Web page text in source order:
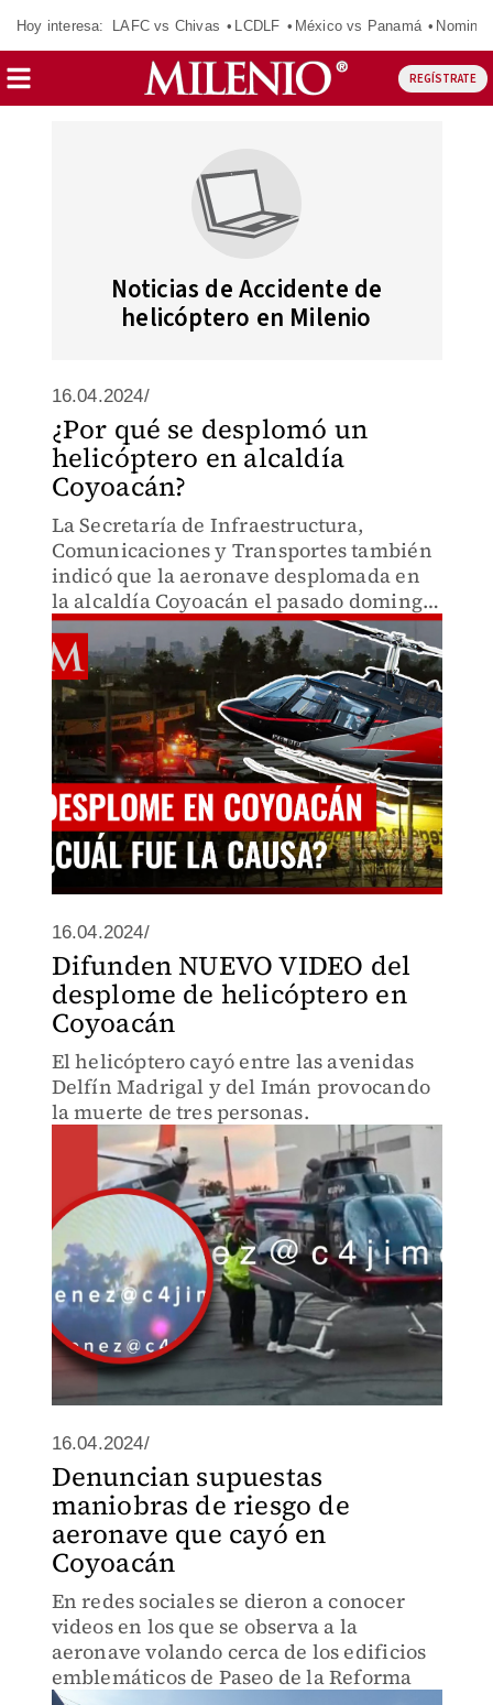
Hoy interesa: LAFC vs Chivas LCDLF México vs Panamá
REGÍSTRATE
Noticias de Accidente de
helicóptero en Milenio
16.04.2024/
¿Por qué se desplomó un
helicóptero en alcaldía
Coyoacán?
La Secretaría de Infraestructura,
Comunicaciones y Transportes también
indicó que la aeronave desplomada en
la alcaldía Coyoacán el pasado domingo
14 de abril presento problemas técnicos.
Te contamos los detalles.
16.04.2024/
Difunden NUEVO VIDEO del
desplome de helicóptero en
Coyoacán
El helicóptero cayó entre las avenidas
Delfín Madrigal y del Imán provocando
la muerte de tres personas.
16.04.2024/
Denuncian supuestas
maniobras de riesgo de
aeronave que cayó en
Coyoacán
En redes sociales se dieron a conocer
videos en los que se observa a la
aeronave volando cerca de los edificios
emblemáticos de Paseo de la Reforma